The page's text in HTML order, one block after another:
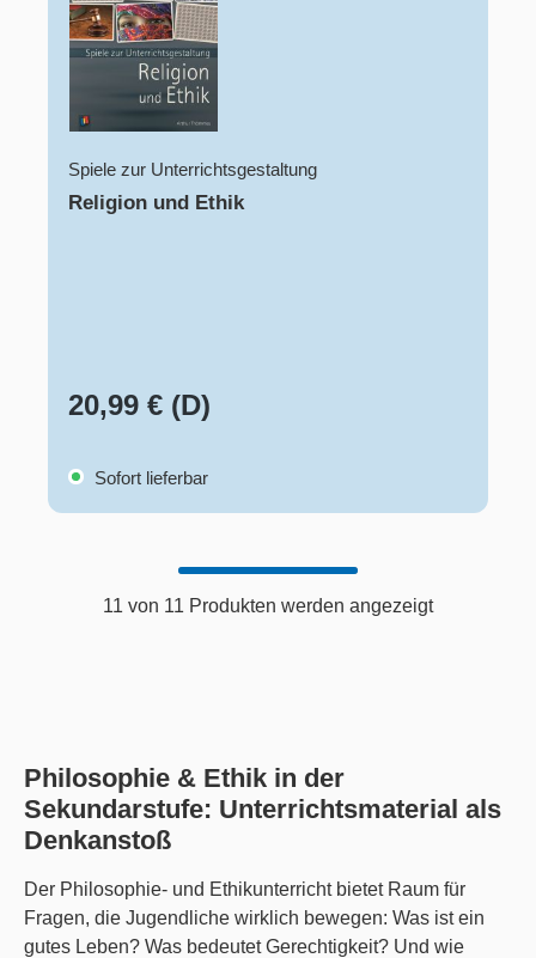
Spiele zur Unterrichtsgestaltung
Religion und Ethik
20,99 € (D)
Sofort lieferbar
11 von 11 Produkten werden angezeigt
Philosophie & Ethik in der
Sekundarstufe: Unterrichtsmaterial als
Denkanstoß
Der Philosophie- und Ethikunterricht bietet Raum für
Fragen, die Jugendliche wirklich bewegen: Was ist ein
gutes Leben? Was bedeutet Gerechtigkeit? Und wie